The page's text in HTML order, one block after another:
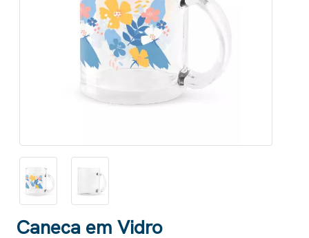
Caneca em Vidro